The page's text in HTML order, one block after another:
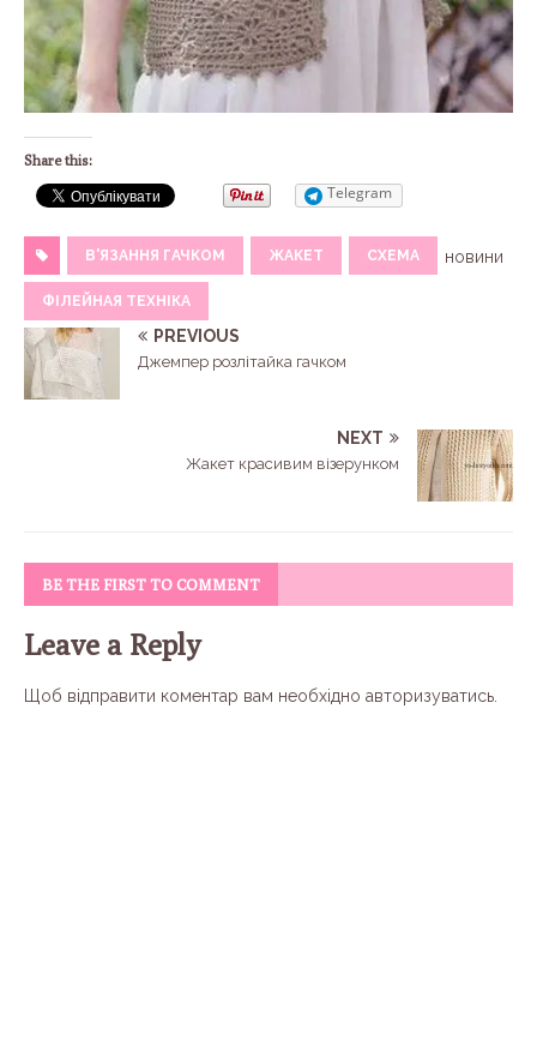
Share this:
Telegram
В'ЯЗАННЯ ГАЧКОМ ЖАКЕТ СХЕМА
ФІЛЕЙНАЯ ТЕХНІКА
новини
PREVIOUS
Джемпер розлітайка гачком
NEXT
Жакет красивим візерунком
BE THE FIRST TO COMMENT
Leave a Reply
Щоб відправити коментар вам необхідно авторизуватись.